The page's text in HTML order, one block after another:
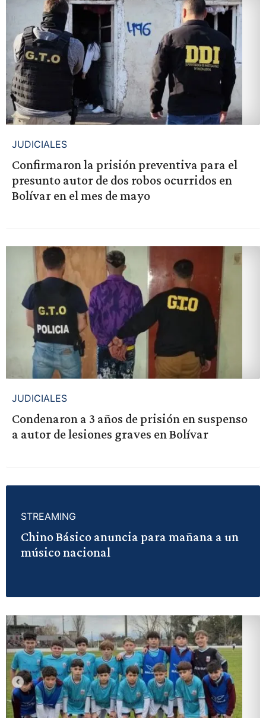
JUDICIALES
Confirmaron la prisión preventiva para el
presunto autor de dos robos ocurridos en
Bolívar en el mes de mayo
JUDICIALES
Condenaron a 3 años de prisión en suspenso
a autor de lesiones graves en Bolívar
STREAMING
Chino Básico anuncia para mañana a un
músico nacional